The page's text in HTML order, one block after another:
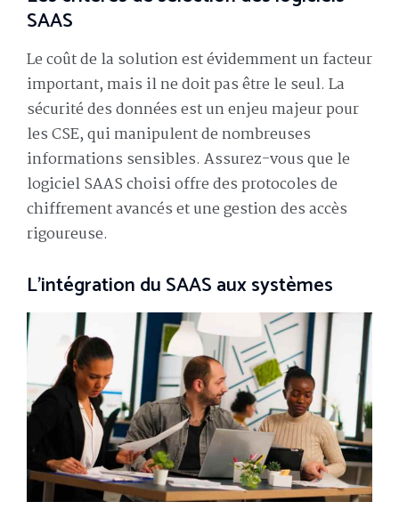
SAAS
Le coût de la solution est évidemment un facteur
important, mais il ne doit pas être le seul. La
sécurité des données est un enjeu majeur pour
les CSE, qui manipulent de nombreuses
informations sensibles. Assurez-vous que le
logiciel SAAS choisi offre des protocoles de
chiffrement avancés et une gestion des accès
rigoureuse.
L’intégration du SAAS aux systèmes